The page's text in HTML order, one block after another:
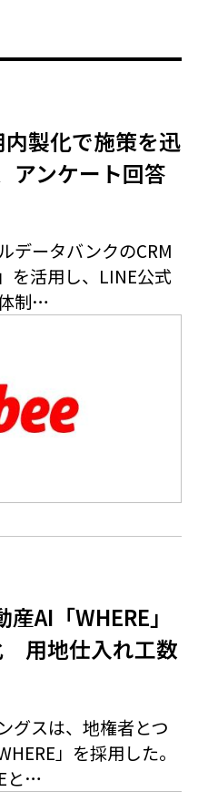
製化で施策を迅
ンケート回答
データバンクのCRM
を活用し、LINE公式
制…
AI「WHERE」
用地仕入れ工数
グスは、地権者とつ
」を採用した。
と…